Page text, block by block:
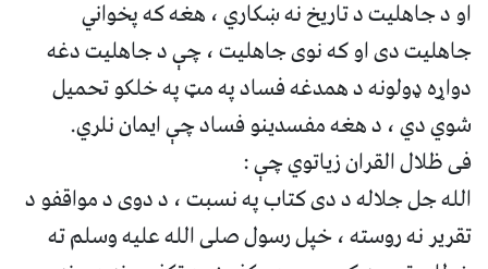
او د جاهلیت د تاریخ نه ښکاري ، هغه که پخواني
جاهلیت دی او که نوی جاهليت ، چې د جاهلیت دغه
دواړه ډولونه د همدغه فساد په مټ په خلکو تحمیل
شوي دي ، د هغه مفسدینو فساد چې ایمان نلري.
فی ظلال القران زیاتوي چې :
الله جل جلاله د دی کتاب په نسبت ، د دوی د مواقفو د
تقریر نه روسته ، خپل رسول صلی الله علیه وسلم ته